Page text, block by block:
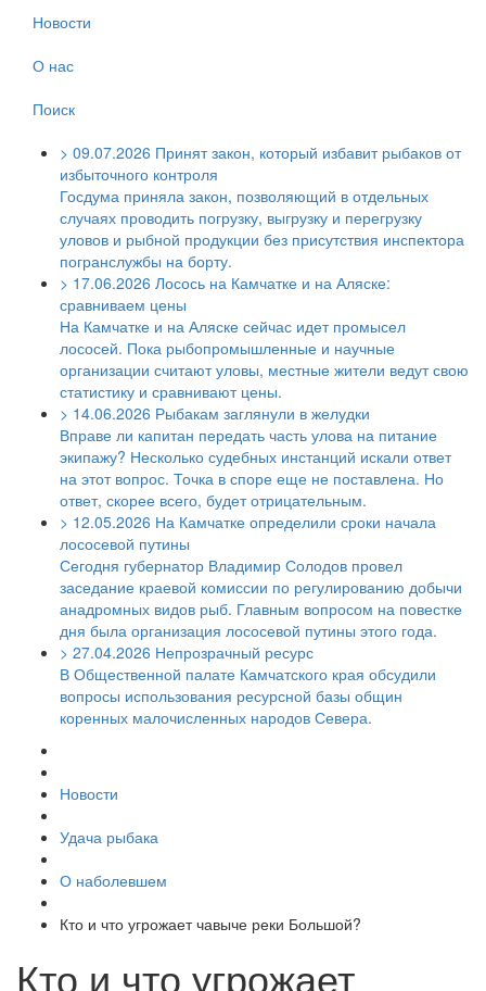
Новости
О нас
Поиск
> 09.07.2026 Принят закон, который избавит рыбаков от
избыточного контроля
Госдума приняла закон, позволяющий в отдельных
случаях проводить погрузку, выгрузку и перегрузку
уловов и рыбной продукции без присутствия инспектора
погранслужбы на борту.
> 17.06.2026 Лосось на Камчатке и на Аляске:
сравниваем цены
На Камчатке и на Аляске сейчас идет промысел
лососей. Пока рыбопромышленные и научные
организации считают уловы, местные жители ведут свою
статистику и сравнивают цены.
> 14.06.2026 Рыбакам заглянули в желудки
Вправе ли капитан передать часть улова на питание
экипажу? Несколько судебных инстанций искали ответ
на этот вопрос. Точка в споре еще не поставлена. Но
ответ, скорее всего, будет отрицательным.
> 12.05.2026 На Камчатке определили сроки начала
лососевой путины
Сегодня губернатор Владимир Солодов провел
заседание краевой комиссии по регулированию добычи
анадромных видов рыб. Главным вопросом на повестке
дня была организация лососевой путины этого года.
> 27.04.2026 Непрозрачный ресурс
В Общественной палате Камчатского края обсудили
вопросы использования ресурсной базы общин
коренных малочисленных народов Севера.
Новости
Удача рыбака
О наболевшем
Кто и что угрожает чавыче реки Большой?
Кто и что угрожает